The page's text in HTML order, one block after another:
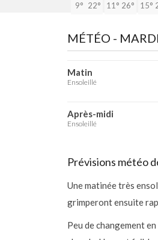
9° 22° 11° 26° 15°
MÉTÉO -
Matin
Ensoleillé
Après-midi
Ensoleillé
Prévisions météo
Une matinée très
grimperont ensuite
Peu de changement